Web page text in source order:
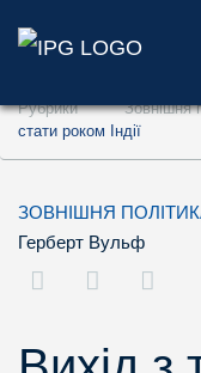
Перейти до
Перейти до
Рубрики Зовнішня
стати роком Індії
ЗОВНІШНЯ
Герберт Вульф